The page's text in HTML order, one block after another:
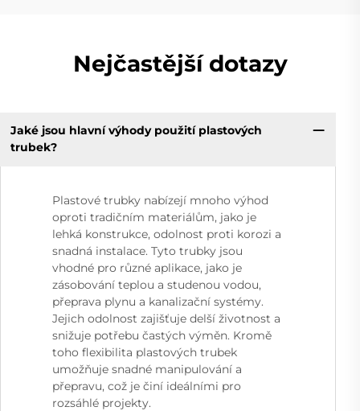
Nejčastější dotazy
Jaké jsou hlavní výhody použití plastových
trubek?
Plastové trubky nabízejí mnoho výhod
oproti tradičním materiálům, jako je
lehká konstrukce, odolnost proti korozi a
snadná instalace. Tyto trubky jsou
vhodné pro různé aplikace, jako je
zásobování teplou a studenou vodou,
přeprava plynu a kanalizační systémy.
Jejich odolnost zajišťuje delší životnost a
snižuje potřebu častých výměn. Kromě
toho flexibilita plastových trubek
umožňuje snadné manipulování a
přepravu, což je činí ideálními pro
rozsáhlé projekty.